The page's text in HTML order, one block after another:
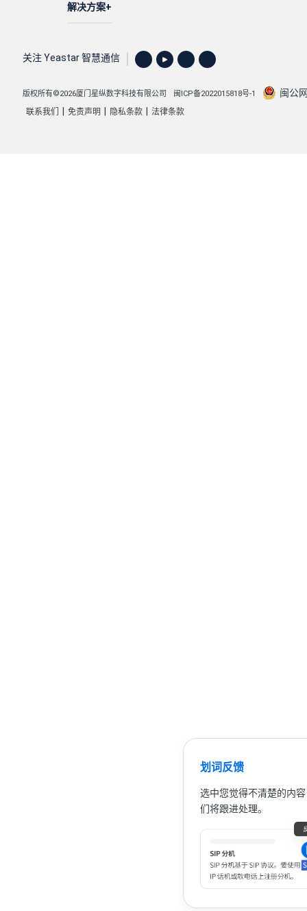
划词反馈
选中您觉得不清楚的内
们将跟进处理。
解决方案
关注 Yeastar 智慧通信
版权所有©2026厦门星纵数字科技有限公司 闽ICP备2022015818号-1 闽公
联系我们 | 免责声明 | 隐私条款 | 法律条款